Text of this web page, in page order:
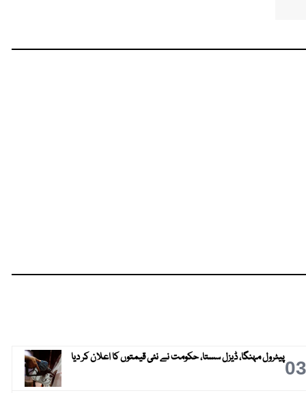
03پیٹرول مہنگا، ڈیزل سستا، حکومت نے نئی قیمتوں کا اعلان کر دیا